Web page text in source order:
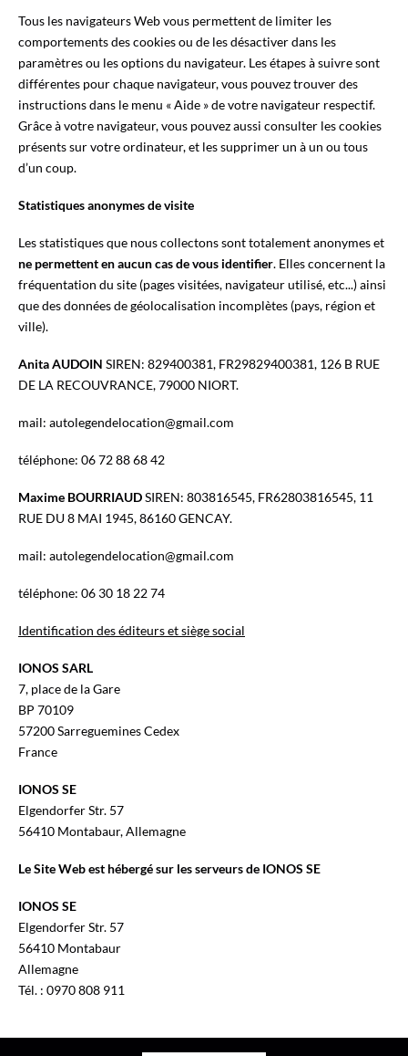
Tous les navigateurs Web vous permettent de limiter les
comportements des cookies ou de les désactiver dans les
paramètres ou les options du navigateur. Les étapes à suivre sont
différentes pour chaque navigateur, vous pouvez trouver des
instructions dans le menu « Aide » de votre navigateur respectif.
Grâce à votre navigateur, vous pouvez aussi consulter les cookies
présents sur votre ordinateur, et les supprimer un à un ou tous
d’un coup.
Statistiques anonymes de visite
Les statistiques que nous collectons sont totalement anonymes et
ne permettent en aucun cas de vous identifier. Elles concernent la
fréquentation du site (pages visitées, navigateur utilisé, etc...) ainsi
que des données de géolocalisation incomplètes (pays, région et
ville).
Anita AUDOIN SIREN: 829400381, FR29829400381, 126 B RUE
DE LA RECOUVRANCE, 79000 NIORT.
mail: autolegendelocation@gmail.com
téléphone: 06 72 88 68 42
Maxime BOURRIAUDSIREN: 803816545, FR62803816545, 11
RUE DU 8 MAI 1945, 86160 GENCAY.
mail: autolegendelocation@gmail.com
téléphone: 06 30 18 22 74
Identification des éditeurs et siège social
IONOS SARL
7, place de la Gare
BP 70109
57200 Sarreguemines Cedex
France
IONOS SE
Elgendorfer Str. 57
56410 Montabaur, Allemagne
Le Site Web est hébergé sur les serveurs de IONOS SE
IONOS SE
Elgendorfer Str. 57
56410 Montabaur
Allemagne
Tél. : 0970 808 911